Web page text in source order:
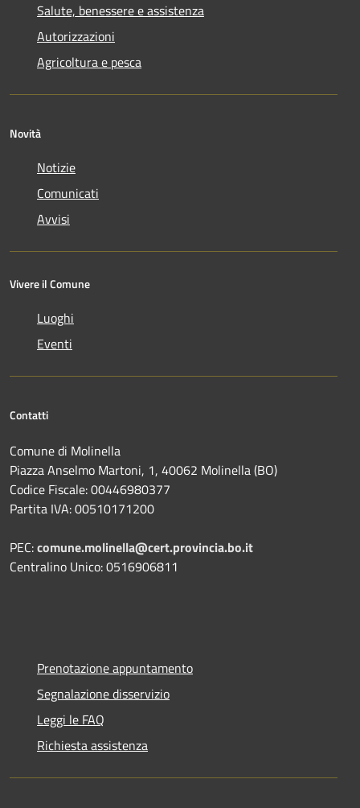
Salute, benessere e assistenza
Autorizzazioni
Agricoltura e pesca
Novità
Notizie
Comunicati
Avvisi
Vivere il Comune
Luoghi
Eventi
Contatti
Comune di Molinella
Piazza Anselmo Martoni, 1, 40062 Molinella (BO)
Codice Fiscale: 00446980377
Partita IVA: 00510171200
PEC:comune.molinella@cert.provincia.bo.it
Centralino Unico: 0516906811
Prenotazione appuntamento
Segnalazione disservizio
Leggi le FAQ
Richiesta assistenza